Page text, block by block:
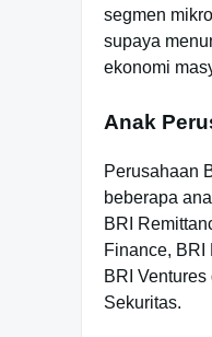
segmen
supaya
ekonomi
Anak
Perusahaan
beberapa
BRI
Finance, BRI
BRI
Sekuritas.